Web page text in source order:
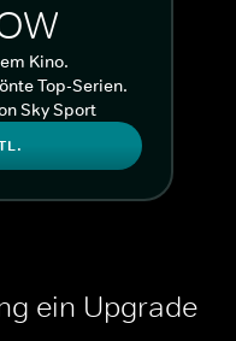
Kino.
Top-Serien.
Sky Sport
ein Upgrade